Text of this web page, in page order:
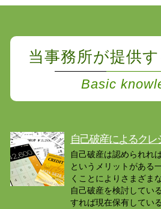
当事務所が提供
Basic
自己破産によるクレ
自己破産は認められれ
というメリットがある
くことによりさまざま
自己破産を検討してい
すれば現在保有してい